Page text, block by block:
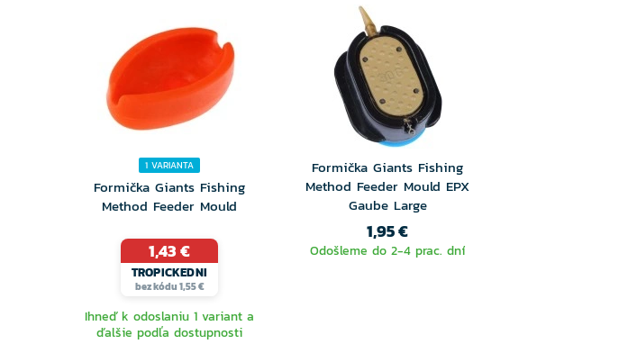
1 VARIANTA
Formička Giants Fishing
Method Feeder Mould
1,43 €
TROPICKEDNI
bez kódu 1,55 €
Ihneď k odoslaniu 1 variant a
ďalšie podľa dostupnosti
Formička Giants Fishing
Method Feeder Mould EPX
Gaube Large
1,95 €
Odošleme do 2-4 prac. dní